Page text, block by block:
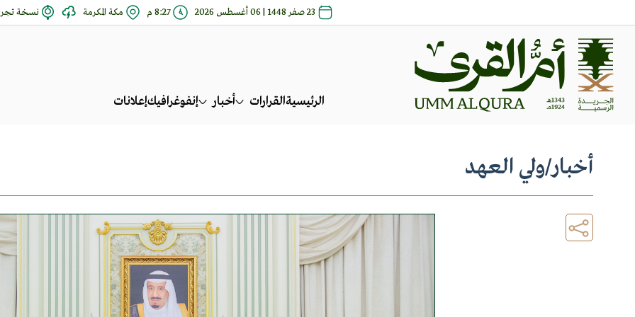
23 صفر 1448 | 06 أغسطس 2026 8:27 م مكة المكرمة نسخة
الرئيسيةالقرارات أخبار إنفوغرافيكإعلانات
أخبار/ولي العهد